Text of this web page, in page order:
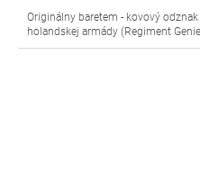
Originálny baretem - kovový
holandskej armády (Regiment